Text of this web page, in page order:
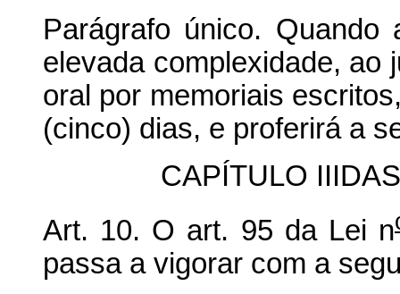
Parágrafo único.
elevada complexidade, ao
oral por memoriais
(cinco) dias, e proferirá a
CAPÍTULO
Art. 10. O art. 95 da Lei n
passa a vigorar com a